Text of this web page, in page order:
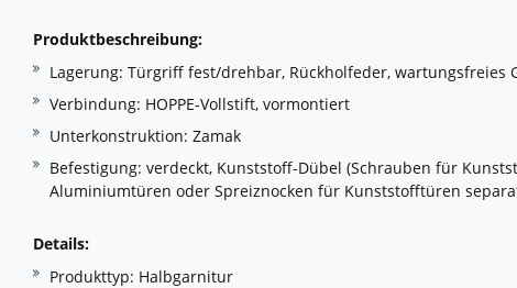
Produktbeschreibung:
Lagerung: Türgriff fest/drehbar, Rückholfeder, wartungsfreies
Verbindung: HOPPE-Vollstift, vormontiert
Unterkonstruktion: Zamak
Befestigung: verdeckt, Kunststoff-Dübel (Schrauben für
Aluminiumtüren oder Spreiznocken für Kunststofftüren
Details:
Produkttyp: Halbgarnitur